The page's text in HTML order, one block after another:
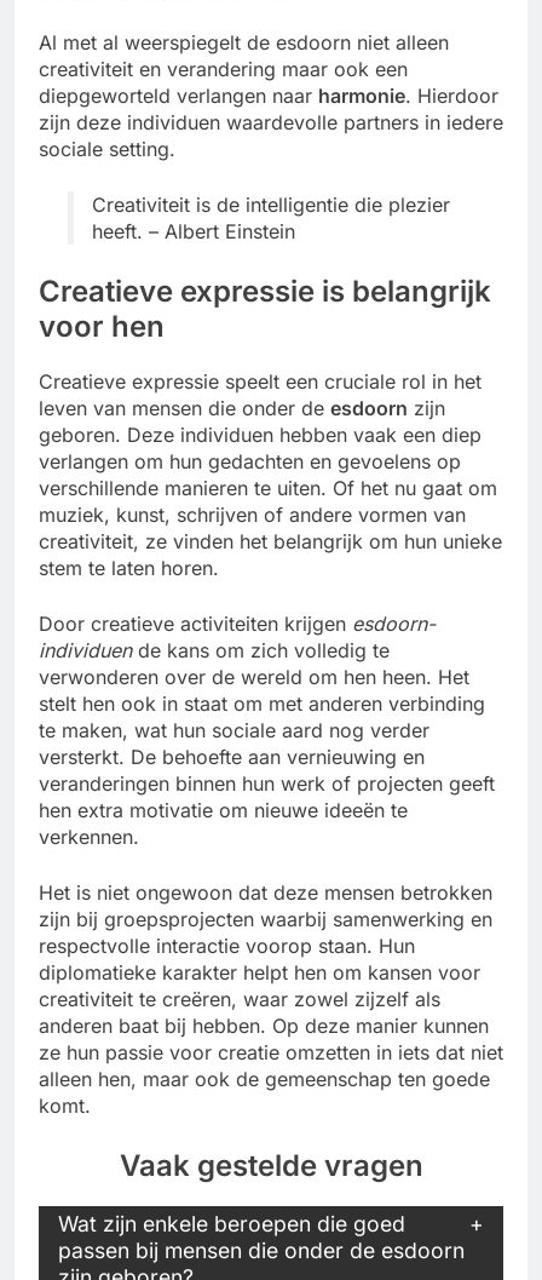
Al met al weerspiegelt de esdoorn niet alleen
creativiteit en verandering maar ook een
diepgeworteld verlangen naar harmonie. Hierdoor
zijn deze individuen waardevolle partners in iedere
sociale setting.
Creativiteit is de intelligentie die plezier
heeft. – Albert Einstein
Creatieve expressie is belangrijk
voor hen
Creatieve expressie speelt een cruciale rol in het
leven van mensen die onder de esdoorn zijn
geboren. Deze individuen hebben vaak een diep
verlangen om hun gedachten en gevoelens op
verschillende manieren te uiten. Of het nu gaat om
muziek, kunst, schrijven of andere vormen van
creativiteit, ze vinden het belangrijk om hun unieke
stem te laten horen.
Door creatieve activiteiten krijgen esdoorn-
individuende kans om zich volledig te
verwonderen over de wereld om hen heen. Het
stelt hen ook in staat om met anderen verbinding
te maken, wat hun sociale aard nog verder
versterkt. De behoefte aan vernieuwing en
veranderingen binnen hun werk of projecten geeft
hen extra motivatie om nieuwe ideeën te
verkennen.
Het is niet ongewoon dat deze mensen betrokken
zijn bij groepsprojecten waarbij samenwerking en
respectvolle interactie voorop staan. Hun
diplomatieke karakter helpt hen om kansen voor
creativiteit te creëren, waar zowel zijzelf als
anderen baat bij hebben. Op deze manier kunnen
ze hun passie voor creatie omzetten in iets dat niet
alleen hen, maar ook de gemeenschap ten goede
komt.
Vaak gestelde vragen
Wat zijn enkele beroepen die goed
passen bij mensen die onder de esdoorn